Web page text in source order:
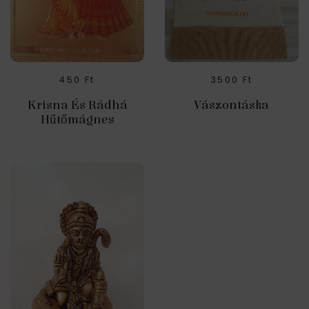
450 Ft
Krisna És Rádhá
Hűtőmágnes
3500 Ft
Vászontáska